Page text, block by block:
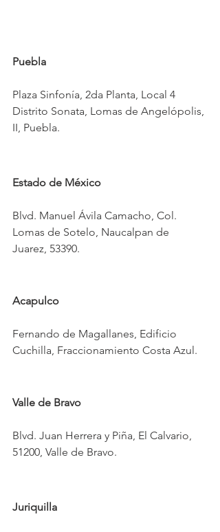
Puebla
Plaza Sinfonía, 2da Planta, Local 4
Distrito Sonata, Lomas de Angelópolis,
II, Puebla.
Estado de México
Blvd. Manuel Ávila Camacho, Col.
Lomas de Sotelo, Naucalpan de
Juarez, 53390.
Acapulco
Fernando de Magallanes, Edificio
Cuchilla, Fraccionamiento Costa Azul.
Valle de Bravo
Blvd. Juan Herrera y Piña, El Calvario,
51200, Valle de Bravo.
Juriquilla